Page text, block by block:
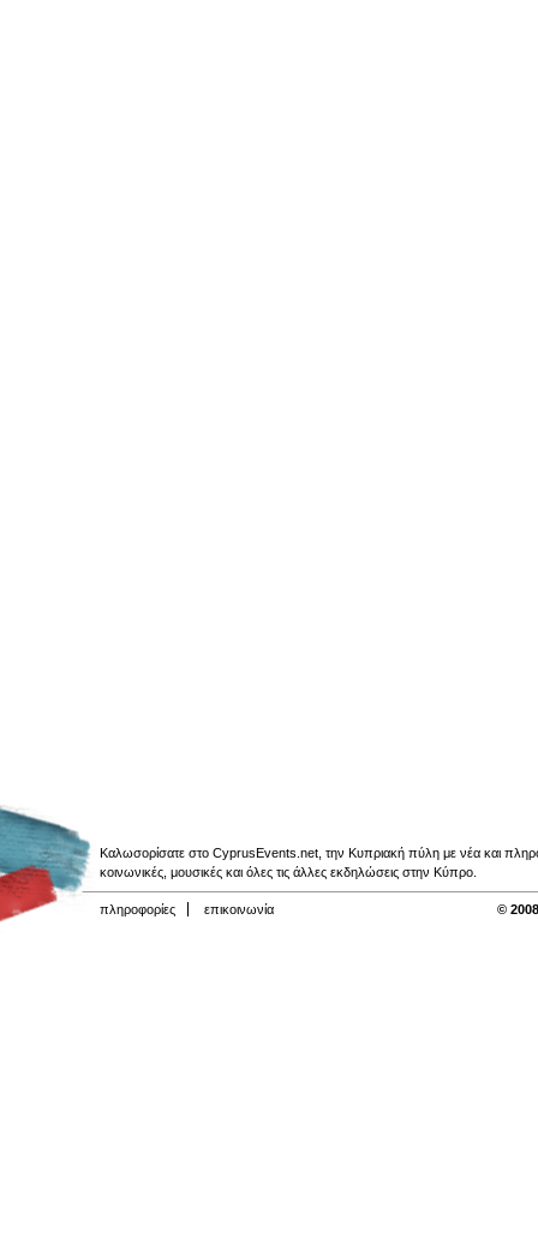
Καλωσορίσατε στο CyprusEvents.net, την Κυπριακή πύλη με νέα και
κοινωνικές, μουσικές και όλες τις άλλες εκδηλώσεις στην Κύπρο.
πληροφορίες επικοινωνία ©